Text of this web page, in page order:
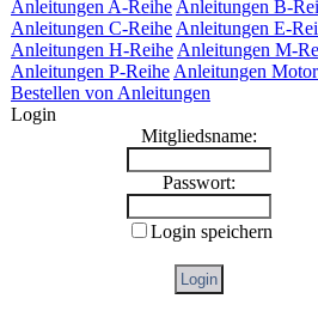
Anleitungen A-Reihe Anleitungen B-
Anleitungen C-Reihe Anleitungen E-
Anleitungen H-Reihe Anleitungen M-
Anleitungen P-Reihe Anleitungen
Bestellen von Anleitungen
Login
Mitgliedsname:
Passwort:
Login speichern